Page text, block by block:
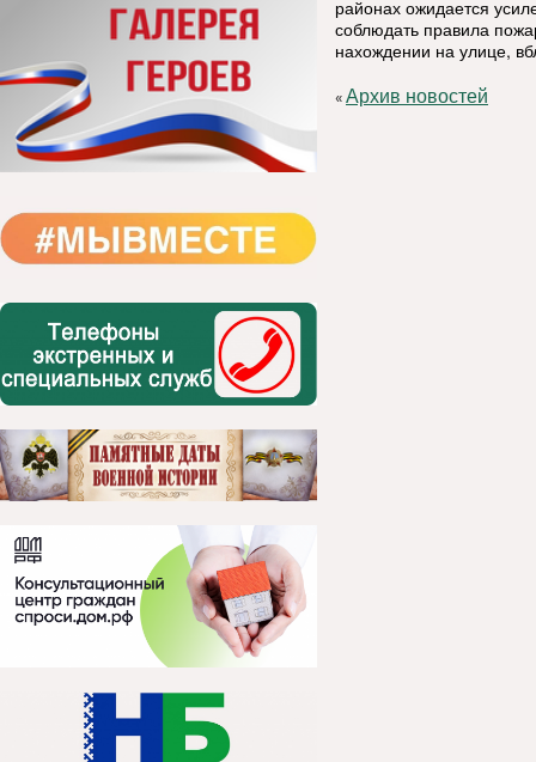
районах ожидается
соблюдать правила
нахождении на улице,
«Архив новостей